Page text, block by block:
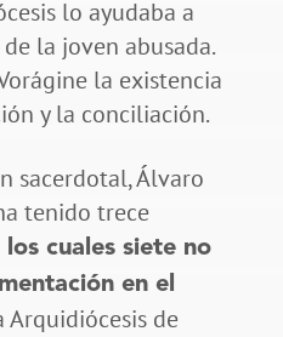
lo ayudaba a
la joven abusada.
la existencia
y la conciliación.
sacerdotal, Álvaro
tenido trece
los cuales siete no
en el
Arquidiócesis de